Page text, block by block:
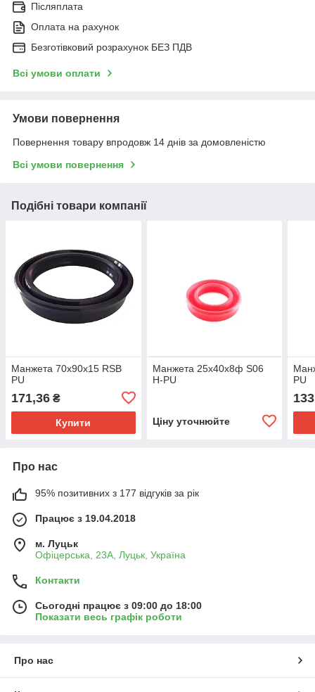
Післяплата
Оплата на рахунок
Безготівковий розрахунок БЕЗ ПДВ
Всі умови оплати
Умови повернення
Повернення товару впродовж 14 днів за домовленістю
Всі умови повернення
Подібні товари компанії
Манжета 70х90х15 RSB
PU
171,36 ₴
Купити
Манжета 25х40х8ф S06
H-PU
Ціну уточнюйте
PU
Про нас
95% позитивних з 177 відгуків за рік
Працює з 19.04.2018
м. Луцьк
Офіцерська, 23А, Луцьк, Україна
Контакти
Сьогодні працює з 09:00 до 18:00
Показати весь графік роботи
Про нас